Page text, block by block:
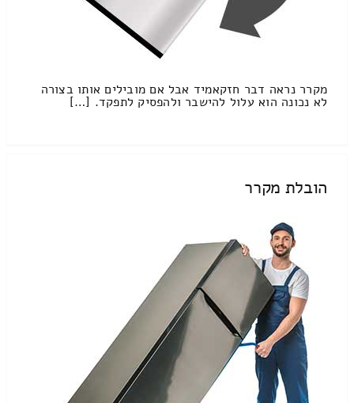
מקרר נראה דבר חזקאמיד אבל אם מובילים אותו בצורה
לא נכונה הוא עלול להישבר ולהפסיק לתפקד. […]
הובלת מקרר